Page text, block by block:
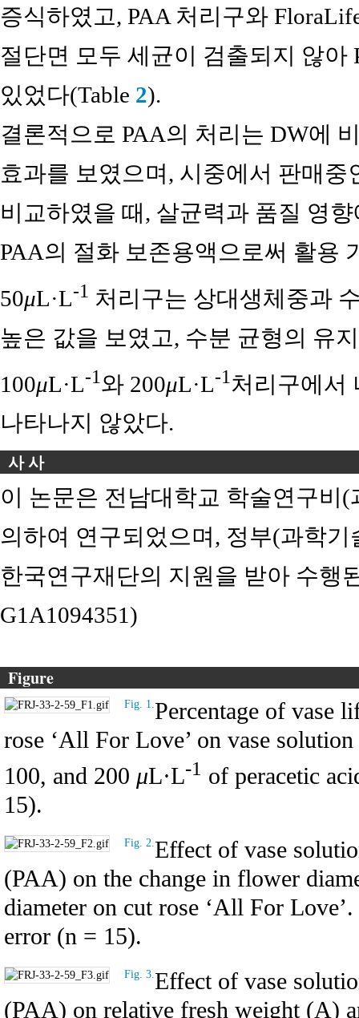
증식하였고, PAA 처리구와
절단면 모두 세균이 검출되지 않아
있었다(Table 2).
결론적으로 PAA의 처리는 DW에
효과를 보였으며, 시중에서 판매
비교하였을 때, 살균력과 품질 영
PAA의 절화 보존용액으로써 활용
50μL·L-1 처리구는 상대생체중과
높은 값을 보였고, 수분 균형의 유
100μL·L-1와 200μL·L-1 처리구에서
나타나지 않았다.
사 사
이 논문은 전남대학교 학술연구비
의하여 연구되었으며, 정부(과학
한국연구재단의 지원을 받아 수행
G1A1094351)
Figure
Fig. 1.Percentage of vase
rose ‘All For Love’ on vase
100, and 200 μL·L-1 of peracetic
15).
Fig. 2.Effect of vase
(PAA) on the change in flower
diameter on cut rose ‘All For
error (n = 15).
Fig. 3.Effect of vase
(PAA) on relative fresh weight (A)